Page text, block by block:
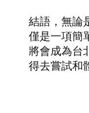
結語，無論
僅是一項簡
將會成為台
得去嘗試和